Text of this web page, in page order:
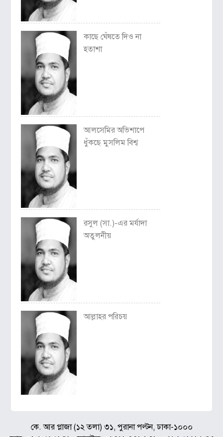
কাছে ঘেঁষতে দিও না
হতাশা
আলসেমির অভিশাপে
ধুঁকছে মুসলিম বিশ্ব
রসুল (সা.)-এর মর্যাদা
অতুলনীয়
আল্লাহর পরিচয়
কে. আর প্লাজা (১২ তলা) ৩১, পুরানা পল্টন, ঢাকা-১০০০